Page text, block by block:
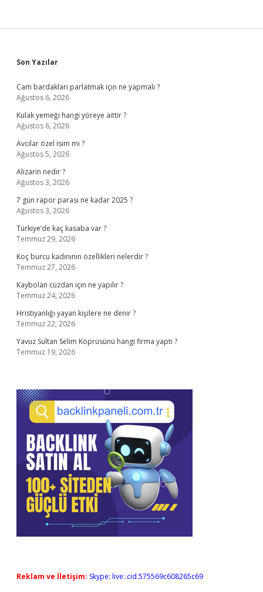
Sidebar
Son Yazılar
Cam bardakları parlatmak için ne yapmalı ?
Ağustos 6, 2026
Kulak yemeği hangi yöreye aittir ?
Ağustos 6, 2026
Avcılar özel isim mi ?
Ağustos 5, 2026
Alizarin nedir ?
Ağustos 3, 2026
7 gün rapor parası ne kadar 2025 ?
Ağustos 3, 2026
Türkiye’de kaç kasaba var ?
Temmuz 29, 2026
Koç burcu kadınının özellikleri nelerdir ?
Temmuz 27, 2026
Kaybolan cüzdan için ne yapılır ?
Temmuz 24, 2026
Hristiyanlığı yayan kişilere ne denir ?
Temmuz 22, 2026
Yavuz Sultan Selim Köprüsünü hangi firma yaptı ?
Temmuz 19, 2026
Reklam ve İletişim: Skype: live:.cid.575569c608265c69